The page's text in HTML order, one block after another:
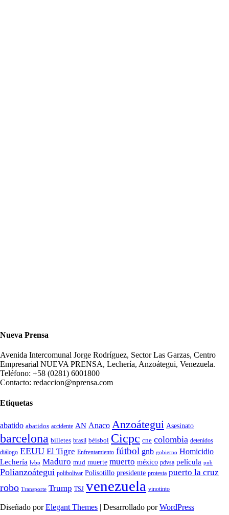
Nueva Prensa
Avenida Intercomunal Jorge Rodríguez, Sector Las Garzas, Centro
Empresarial NUEVA PRENSA, Lechería, Anzoátegui, Venezuela.
Teléfono: +58 (0281) 6001800
Contacto: redaccion@nprensa.com
Etiquetas
abatido abatidos accidente AN Anaco Anzoátegui Asesinato
barcelona billetes brasil béisbol Cicpc cne colombia detenidos
diálogo EEUU El Tigre Enfrentamiento fútbol gnb gobierno Homicidio
Lechería lvbp Maduro mud muerte muerto méxico pdvsa película pnb
Polianzoátegui polibolivar Polisotillo presidente protesta puerto la cruz
robo Transporte Trump TSJ venezuela vinotinto
Diseñado porElegant Themes | Desarrollado porWordPress